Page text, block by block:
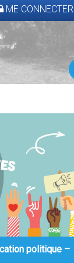
ME CONNECTER
politique –